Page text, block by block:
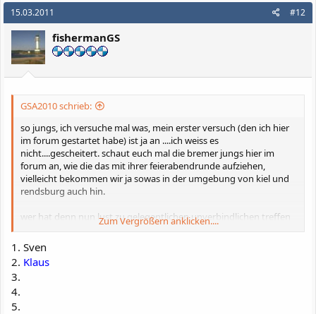
15.03.2011 #12
fishermanGS
GSA2010 schrieb:
so jungs, ich versuche mal was, mein erster versuch (den ich hier
im forum gestartet habe) ist ja an ....ich weiss es
nicht....gescheitert. schaut euch mal die bremer jungs hier im
forum an, wie die das mit ihrer feierabendrunde aufziehen,
vielleicht bekommen wir ja sowas in der umgebung von kiel und
rendsburg auch hin.
wer hat denn nun lust zu gelegentlichen unverbindlichen treffen
und touren durch unser schönes schleswig holstein.
ich fang mal mit der liste......wer mitmachen möchte bitte
eintragen ...das ist eine aufforderung
Zum Vergrößern anklicken....
1. Sven
2. Klaus
3.
4.
5.